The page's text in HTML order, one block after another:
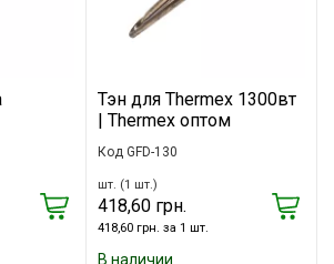
Тэн для Thermex 1300вт
| Thermex оптом
Код GFD-130
шт. (1 шт.)
418,60 грн.
418,60 грн. за 1 шт.
В наличии